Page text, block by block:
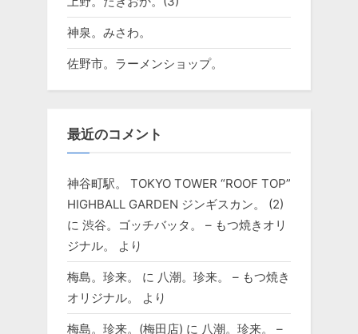
神泉。みさわ。
佐野市。ラーメンショップ。
最近のコメント
神谷町駅。 TOKYO TOWER “ROOF TOP”
HIGHBALL GARDEN ジンギスカン。 (2)
に 渋谷。ゴッチバッタ。 – もつ焼きオリ
ジナル。
より
梅島。珍来。 に 八潮。珍来。 – もつ焼き
オリジナル。
より
梅島。珍来。(梅田店) に 八潮。珍来。 –